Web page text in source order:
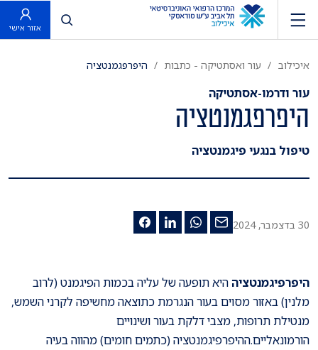
פתח חיפוש
אזור אישי
איכילוב עור ואסתטיקה - כתבות היפרפגמנטציה
עור ודרמו-אסתטיקה
היפרפגמנטציה
טיפול בנגעי פיגמנטציה
30 בדצמבר, 2024
היפרפיגמנטציההיא תופעה של עליה בכמות הפיגמנט (לרוב
מלנין) באזור מסוים בעור הנגרמת כתוצאה מחשיפה לקרני השמש,
מנטילת תרופות, מצבי דלקת בעור ושינויים
הורמונאליים.ההיפרפיגמנטציה (כתמים חומים) מהווה בעיה